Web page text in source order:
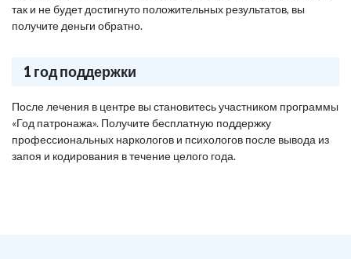
так и не будет достигнуто положительных результатов, вы
получите деньги обратно.
1 год поддержки
После лечения в центре вы становитесь участником программы
«Год патронажа». Получите бесплатную поддержку
профессиональных наркологов и психологов после вывода из
запоя и кодирования в течение целого года.